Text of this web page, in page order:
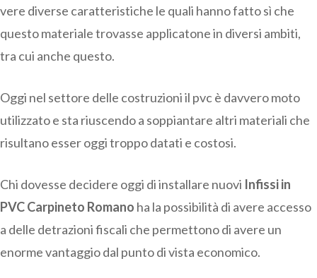
vere diverse caratteristiche le quali hanno fatto sì che
questo materiale trovasse applicatone in diversi ambiti,
tra cui anche questo.
Oggi nel settore delle costruzioni il pvc è davvero moto
utilizzato e sta riuscendo a soppiantare altri materiali che
risultano esser oggi troppo datati e costosi.
Chi dovesse decidere oggi di installare nuovi Infissi in
PVC Carpineto Romano ha la possibilità di avere accesso
a delle detrazioni fiscali che permettono di avere un
enorme vantaggio dal punto di vista economico.